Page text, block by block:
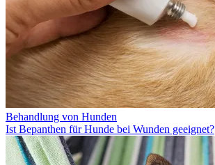
Behandlung von Hunden
Ist Bepanthen für Hunde bei Wunden geeignet?